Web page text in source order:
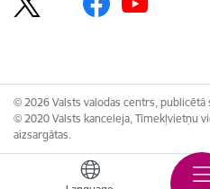
© 2026 Valsts valodas centrs, publicētā
© 2020 Valsts kanceleja, Tīmekļvietņu
aizsargātas.